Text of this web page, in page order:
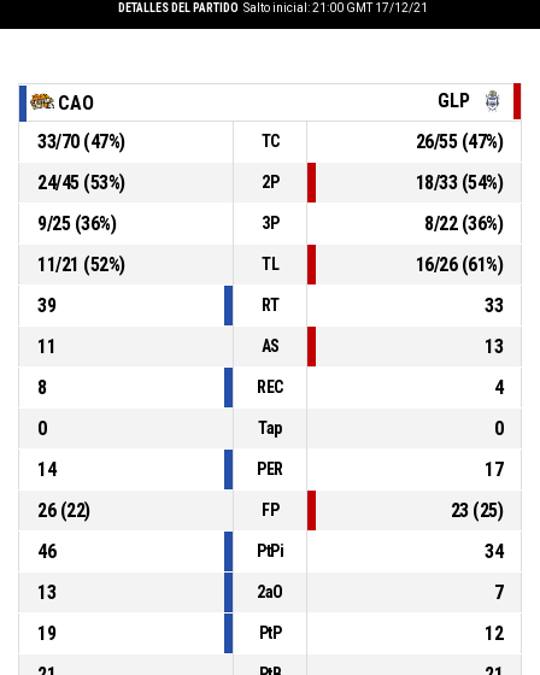
DETALLES DEL PARTIDO Salto inicial: 21:00 GMT 17/12/21
CAO
GLP
33/70(47%) TC 26/55(47%)
24/45(53%) 2P 18/33(54%)
9/25(36%) 3P 8/22(36%)
11/21 (52%) TL 16/26(61%)
39
RT
33
11
AS
13
8
REC
4
0
Tap
0
14
PER
17
26(22) FP 23(25)
46
PtPi
34
13
2aO
7
19
PtP
12